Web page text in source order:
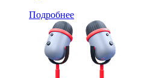
Подробнее